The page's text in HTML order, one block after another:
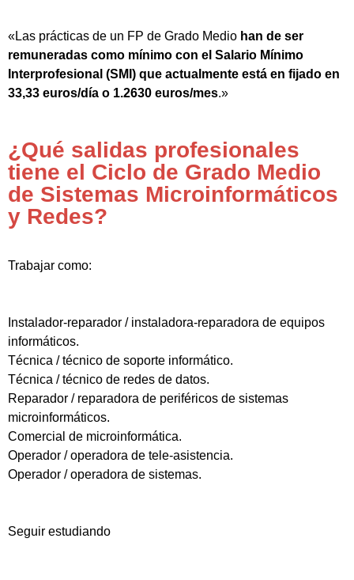
«Las prácticas de un FP de Grado Medio han de ser
remuneradas como mínimo con el Salario Mínimo
Interprofesional (SMI) que actualmente está en fijado en
33,33 euros/día o 1.2630 euros/mes.»
¿Qué salidas profesionales
tiene el Ciclo de Grado Medio
de Sistemas Microinformáticos
y Redes?
Trabajar como:
Instalador-reparador / instaladora-reparadora de equipos
informáticos.
Técnica / técnico de soporte informático.
Técnica / técnico de redes de datos.
Reparador / reparadora de periféricos de sistemas
microinformáticos.
Comercial de microinformática.
Operador / operadora de tele-asistencia.
Operador / operadora de sistemas.
Seguir estudiando